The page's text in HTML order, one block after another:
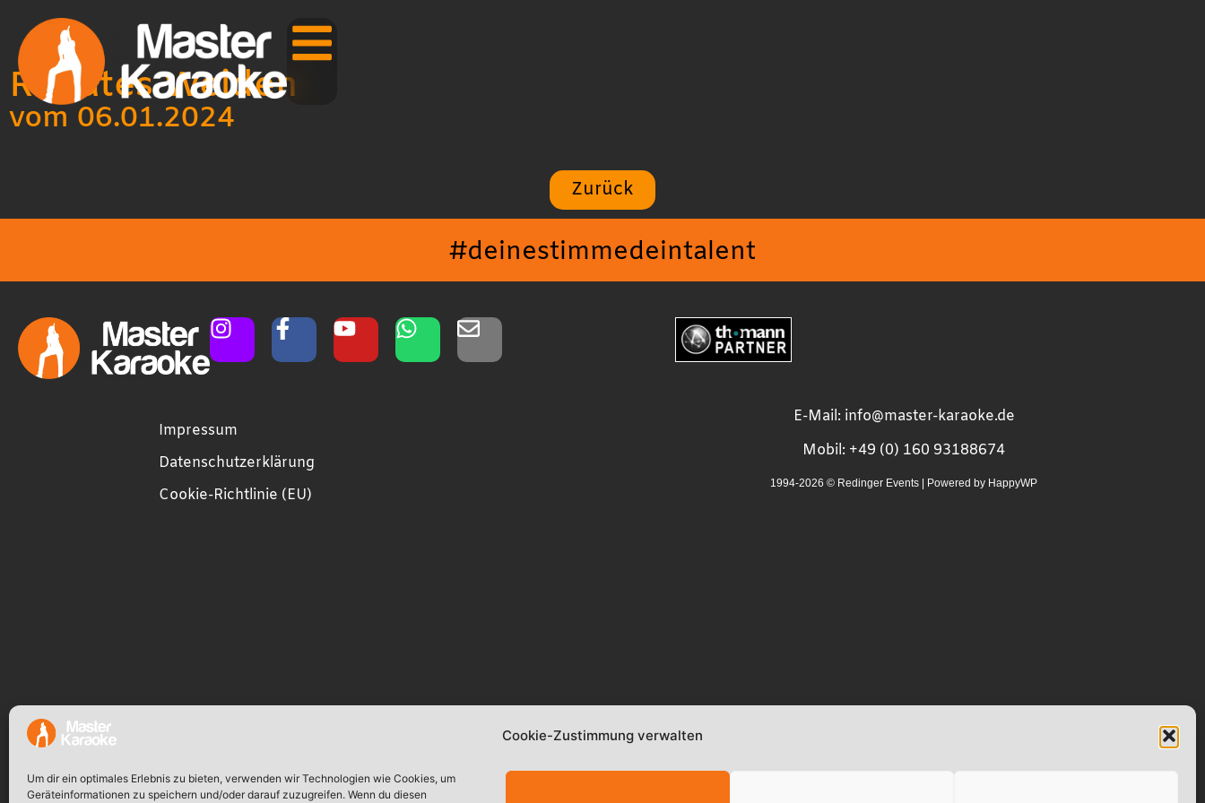
Cookie-Zustimmung verwalten
Um dir ein optimales Erlebnis zu bieten, verwenden wir Technologien wie Cookies, um
Geräteinformationen zu speichern und/oder darauf zuzugreifen. Wenn du diesen
Renates Weiden
vom 06.01.2024
Zurück
#deinestimmedeintalent
Impressum
Datenschutzerklärung
Cookie-Richtlinie (EU)
E-Mail: info@master-karaoke.de
Mobil: +49 (0) 160 93188674
1994-2026 © Redinger Events | Powered by HappyWP